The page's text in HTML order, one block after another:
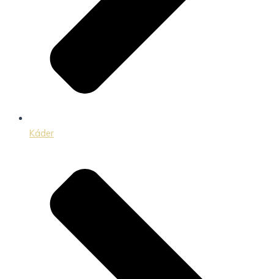
Káder